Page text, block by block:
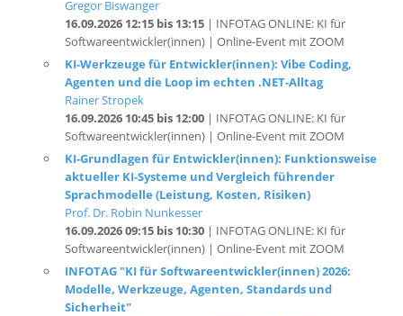
Softwareentwickler(innen) | Online-Event mit ZOOM
KI-Werkzeuge für Entwickler(innen): Vibe Coding,
Agenten und die Loop im echten .NET-Alltag
Rainer Stropek
16.09.2026 10:45 bis 12:00| INFOTAG ONLINE: KI für
Softwareentwickler(innen) | Online-Event mit ZOOM
KI-Grundlagen für Entwickler(innen): Funktionsweise
aktueller KI-Systeme und Vergleich führender
Sprachmodelle (Leistung, Kosten, Risiken)
Prof. Dr. Robin Nunkesser
16.09.2026 09:15 bis 10:30| INFOTAG ONLINE: KI für
Softwareentwickler(innen) | Online-Event mit ZOOM
INFOTAG "KI für Softwareentwickler(innen) 2026:
Modelle, Werkzeuge, Agenten, Standards und
Sicherheit"
Rainer Stropek(MVP, RD),Thomas Claudius Huber
Gregor Biswanger